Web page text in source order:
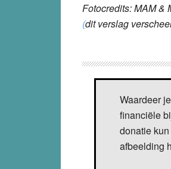
Fotocredits: MAM &
(dit verslag
Waardeer
financiële
donatie
afbeelding